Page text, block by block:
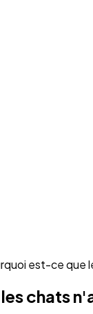
est-ce que
chats